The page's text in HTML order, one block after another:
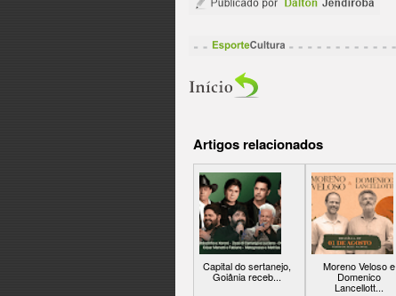
Artigos relacionados
Capital do sertanejo,
Goiânia receb...
Moreno Veloso e
Domenico
Lancellott...